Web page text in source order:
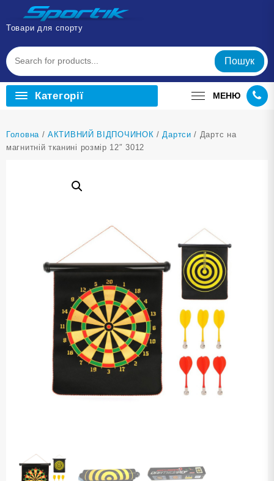
Перейти
вмісту
Товари для спорту
Пошук
Категорії МЕНЮ
Головна /АКТИВНИЙ ВІДПОЧИНОК / Дартси / Дартс на
магнитній тканині розмір 12″ 3012